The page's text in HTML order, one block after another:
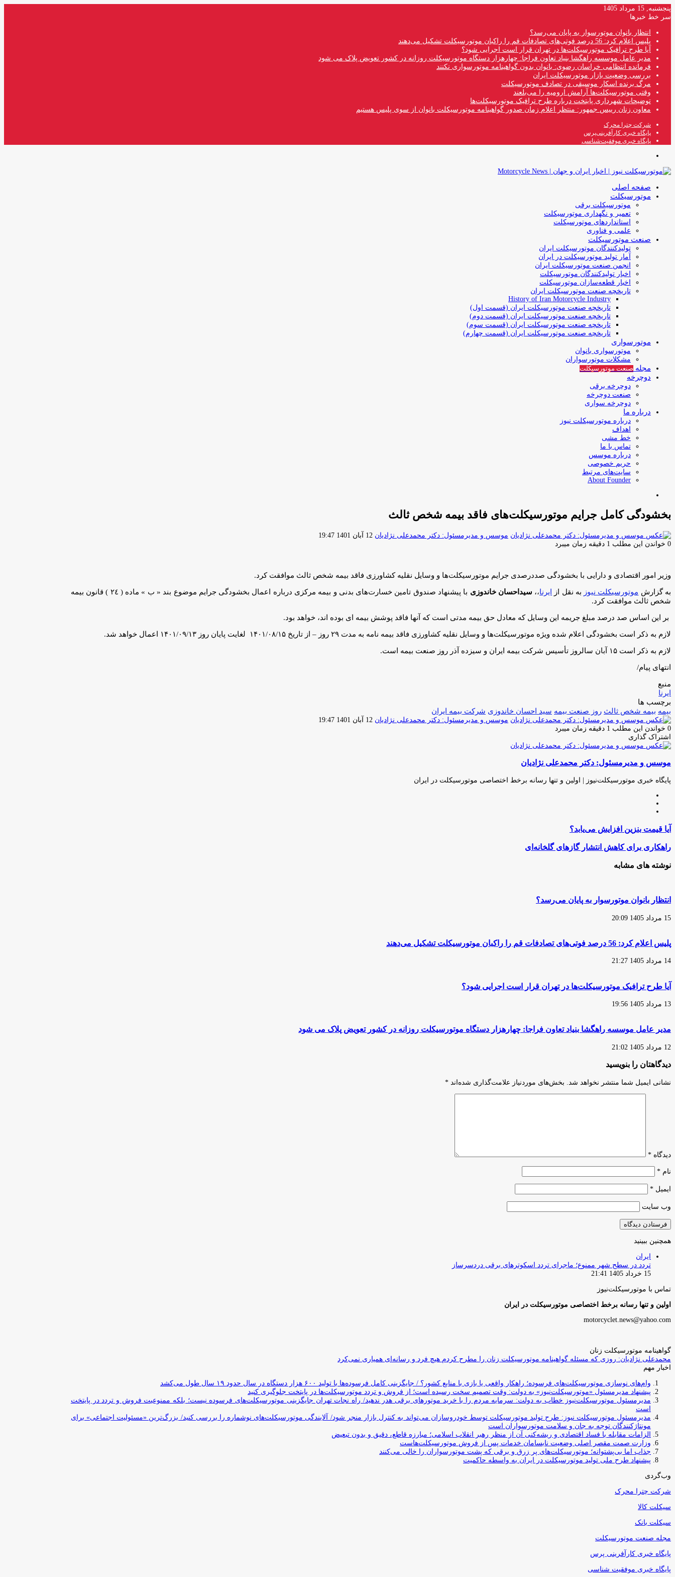
پنجشنبه, 15 مرداد 1405
سر خط خبرها
انتظار بانوان موتورسوار به پایان می‌رسد؟
پلیس اعلام کرد: 56 درصد فوتی‌های تصادفات قم را راکبان موتورسیکلت تشکیل می‌دهند
آیا طرح ترافیک موتورسیکلت‌ها در تهران قرار است اجرایی شود؟
مدیر عامل موسسه راهگشا بنیاد تعاون فراجا: چهارهزار دستگاه موتورسیکلت روزانه در کشور تعویض پلاک می شود
فرمانده انتظامی خراسان رضوی: بانوان بدون گواهینامه موتورسواری نکنند
بررسی وضعیت بازار موتورسیکلت ایران
مرگ برنده اسکار موسیقی در تصادف موتورسیکلت
وقتی موتورسیکلت‌ها آرامش ارومیه را می‌بلعند
توضیحات شهرداری پایتخت درباره طرح ترافیک موتورسیکلت‌ها
معاون زنان رییس جمهور: منتظر اعلام زمان صدور گواهینامه موتورسیکلت بانوان از سوی پلیس هستیم
شرکت چترا محرک
پایگاه خبری کارآفرینی‌پرس
پایگاه خبری موفقیت‌شناسی
صفحه اصلی
موتورسیکلت
موتورسیکلت برقی
تعمیر و نگهداری موتورسیکلت
استانداردهای موتورسیکلت
علمی و فناوری
صنعت موتورسیکلت
تولیدکنندگان موتورسیکلت ایران
آمار تولید موتورسیکلت در ایران
انجمن صنعت موتورسیکلت ایران
اخبار تولیدکنندگان موتورسیکلت
اخبار قطعه‌سازان موتورسیکلت
تاریخچه صنعت موتورسیکلت ایران
History of Iran Motorcycle Industry
تاریخچه صنعت موتورسیکلت ایران (قسمت اول)
تاریخچه صنعت موتورسیکلت ایران (قسمت دوم)
تاریخچه صنعت موتورسیکلت ایران (قسمت سوم)
تاریخچه صنعت موتورسیکلت ایران (قسمت چهارم)
موتورسواری
موتورسواری بانوان
مشکلات موتورسواران
مجله صنعت موتورسیکلت
دوچرخه
دوچرخه برقی
صنعت دوچرخه
دوچرخه سواری
درباره ما
درباره موتورسیکلت نیوز
اهداف
خط مشی
تماس با ما
درباره موسس
حریم خصوصی
سایت‌های مرتبط
About Founder
بخشودگی کامل جرایم موتورسیکلت‌های فاقد بیمه شخص ثالث
موسس و مدیرمسئول: دکتر محمدعلی نژادیان ارسال
12 آبان 1401 19:47
0 خواندن این مطلب 1 دقیقه زمان میبرد
وزیر امور اقتصادی و دارایی با بخشودگی صددرصدی جرایم موتورسیکلت‌ها و وسایل نقلیه کشاورزی فاقد بیمه شخص ثالث موافقت کرد.
به گزارش موتورسیکلت نیوز به نقل از ایرنا،، سیداحسان خاندوزی
با پیشنهاد صندوق تامین خسارت‌های بدنی و بیمه مرکزی درباره اعمال بخشودگی جرایم موضوع بند « ب » ماده ( ٢٤ ) قانون بیمه
شخص ثالث موافقت کرد.
بر این اساس صد درصد مبلغ جریمه این وسایل که معادل حق بیمه مدتی است که آنها فاقد پوشش بیمه ای بوده اند، خواهد بود.
لازم به ذکر است بخشودگی اعلام شده ویژه موتورسیکلت‌ها و وسایل نقلیه کشاورزی فاقد بیمه نامه به مدت ۲۹ روز – از تاریخ ۱۴۰۱/۰۸/۱۵ لغایت پایان روز ۱۴۰۱/۰۹/۱۳ اعمال خواهد شد.
لازم به ذکر است ۱۵ آبان سالروز تأسیس شرکت بیمه ایران و سیزده آذر روز صنعت بیمه است.
انتهای پیام/
منبع
ایرنا
برچسب ها
بیمه بیمه شخص ثالث روز صنعت بیمه سید احسان خاندوزی شرکت بیمه ایران
موسس و مدیرمسئول: دکتر محمدعلی نژادیان ارسال
12 آبان 1401 19:47
0 خواندن این مطلب 1 دقیقه زمان میبرد
اشتراک گذاری
فیس
توئیتر
لینکدین
واتس
تلگرام
اشتراک
از
ایمیل
چاپ
موسس و مدیرمسئول: دکتر محمدعلی نژادیان
پایگاه خبری موتورسیکلت‌نیوز | اولین و تنها رسانه برخط اختصاصی موتورسیکلت در ایران
آیا
بنزین
افزایش
می‌یابد؟
آیا قیمت بنزین افزایش می‌یابد؟
راهکاری
کاهش
انتشار
راهکاری برای کاهش انتشار گازهای گلخانه‌ای
نوشته های مشابه
انتظار بانوان موتورسوار به پایان می‌رسد؟
15 مرداد 1405 20:09
پلیس اعلام کرد: 56 درصد فوتی‌های تصادفات قم را راکبان موتورسیکلت تشکیل می‌دهند
14 مرداد 1405 21:27
آیا طرح ترافیک موتورسیکلت‌ها در تهران قرار است اجرایی شود؟
13 مرداد 1405 19:56
مدیر عامل موسسه راهگشا بنیاد تعاون فراجا: چهارهزار دستگاه موتورسیکلت روزانه در کشور تعویض پلاک می شود
12 مرداد 1405 21:02
دیدگاهتان را بنویسید
نشانی ایمیل شما منتشر نخواهد شد. بخش‌های موردنیاز علامت‌گذاری شده‌اند *
دیدگاه *
نام *
ایمیل *
وب‌ سایت
همچنین ببینید
ایران
تردد در سطح شهر ممنوع؛ ماجرای تردد اسکوترهای برقی دردسرساز
15 خرداد 1405 21:41
تماس با موتورسیکلت‌نیوز
اولین و تنها رسانه برخط اختصاصی موتورسیکلت در ایران
motorcyclet.news@yahoo.com
گواهینامه موتورسیکلت زنان
محمدعلی نژادیان: روزی که مسئله گواهینامه موتورسیکلت زنان را مطرح کردم هیچ فرد و رسانه‌ای همیاری نمی‌کرد
اخبار مهم
وام‌های نوسازی موتورسیکلت‌های فرسوده؛ راهکار واقعی یا بازی با منابع کشور؟ / جایگزینی کامل فرسوده‌ها با تولید ۶۰۰ هزار دستگاه در سال حدود ۱۹ سال طول می‌کشد
پیشنهاد مدیرمسئول «موتورسیکلت‌نیوز» به دولت: وقت تصمیم سخت رسیده است؛ از فروش و تردد موتورسیکلت‌ها در پایتخت جلوگیری کنید
مدیرمسئول موتورسیکلت‌نیوز خطاب به دولت: سرمایه مردم را با خرید موتورهای برقی هدر ندهید/ راه نجات تهران جایگزینی موتورسیکلت‌های فرسوده نیست؛ بلکه ممنوعیت فروش و تردد در پایتخت
است
مدیرمسئول موتورسیکلت نیوز: طرح تولید موتورسیکلت توسط خودروسازان می‌تواند به کنترل بازار منجر شود/ آلایندگی موتورسیکلت‌های نوشماره را بررسی کنید/ بزرگ‌ترین «مسئولیت اجتماعی» برای
مونتاژکنندگان توجه به جان و سلامت موتورسواران است
الزامات مقابله با فساد اقتصادی و ریشه‌کنی آن از منظر رهبر انقلاب اسلامی؛ مبارزه قاطع، دقیق و بدون تبعیض
وزارت صمت مقصر اصلی وضعیت نابسامان خدمات پس از فروش موتورسیکلت‌هاست
جذاب اما بی‌پشتوانه؛ موتورسیکلت‌های پر زرق‌ و برقی که پشت موتورسواران را خالی می‌کنند
پیشنهاد طرح ملی تولید موتورسیکلت در ایران به واسطه حاکمیت
وب‌گردی
شرکت چترا محرک
سیکلت کالا
سیکلت بانک
مجله صنعت موتورسیکلت
پایگاه خبری کارآفرینی پرس
پایگاه خبری موفقیت شناسی